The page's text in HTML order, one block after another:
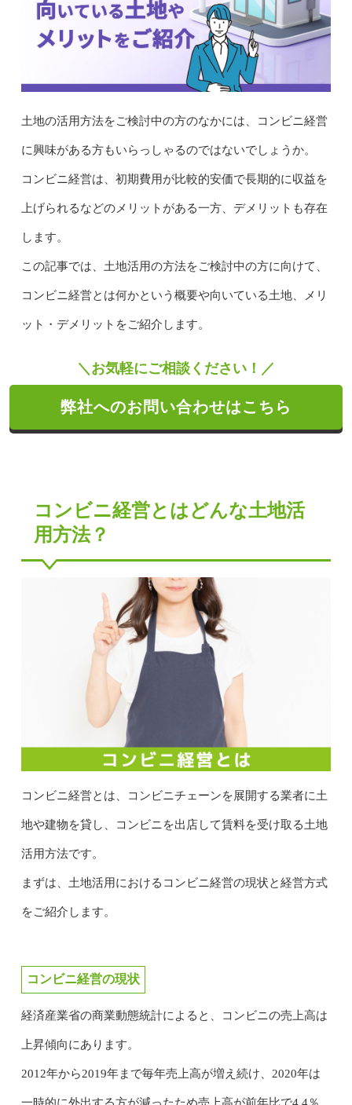
土地の活用方法をご検討中の方のなかには、コンビニ経営
に興味がある方もいらっしゃるのではないでしょうか。
コンビニ経営は、初期費用が比較的安価で長期的に収益を
上げられるなどのメリットがある一方、デメリットも存在
します。
この記事では、土地活用の方法をご検討中の方に向けて、
コンビニ経営とは何かという概要や向いている土地、メリ
ット・デメリットをご紹介します。
＼お気軽にご相談ください！／
弊社へのお問い合わせはこちら
コンビニ経営とはどんな土地活
用方法？
コンビニ経営とは、コンビニチェーンを展開する業者に土
地や建物を貸し、コンビニを出店して賃料を受け取る土地
活用方法です。
まずは、土地活用におけるコンビニ経営の現状と経営方式
をご紹介します。
コンビニ経営の現状
経済産業省の商業動態統計によると、コンビニの売上高は
上昇傾向にあります。
2012年から2019年まで毎年売上高が増え続け、2020年は
一時的に外出する方が減ったため売上高が前年比で4.4％